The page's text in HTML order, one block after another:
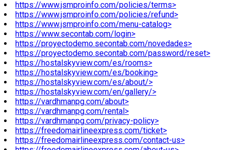
https://www.jsmproinfo.com/policies/terms>
https://www.jsmproinfo.com/policies/refund>
https://www.jsmproinfo.com/menu-catalog>
https://www.secontab.com/login>
https://proyectodemo.secontab.com/novedades>
https://proyectodemo.secontab.com/password/reset>
https://hostalskyview.com/es/rooms>
https://hostalskyview.com/es/booking>
https://hostalskyview.com/es/about/>
https://hostalskyview.com/en/gallery/>
https://vardhmanpg.com/about>
https://vardhmanpg.com/rental>
https://vardhmanpg.com/privacy-policy>
https://freedomairlineexpress.com/ticket>
https://freedomairlineexpress.com/contact-us>